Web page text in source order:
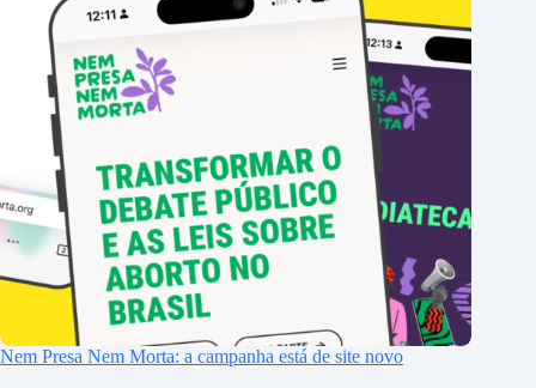
Nem Presa Nem Morta: a campanha está de site novo